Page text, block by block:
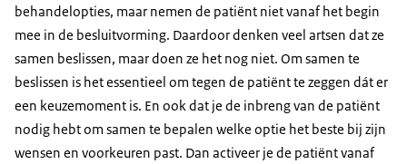
behandelopties, maar nemen de patiënt niet vanaf het begin
mee in de besluitvorming. Daardoor denken veel artsen dat ze
samen beslissen, maar doen ze het nog niet. Om samen te
beslissen is het essentieel om tegen de patiënt te zeggen dát er
een keuzemoment is. En ook dat je de inbreng van de patiënt
nodig hebt om samen te bepalen welke optie het beste bij zijn
wensen en voorkeuren past. Dan activeer je de patiënt vanaf